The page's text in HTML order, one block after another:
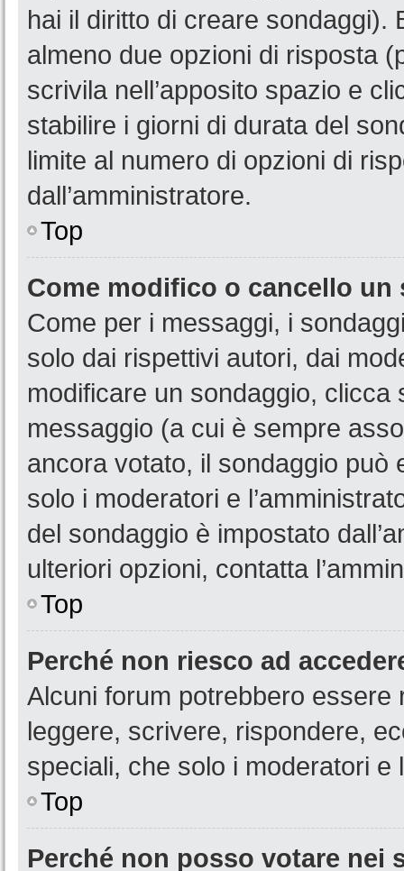
hai il diritto di creare sondaggi).
almeno due opzioni di risposta
scrivila nell’apposito spazio e
stabilire i giorni di durata del
limite al numero di opzioni di
dall’amministratore.
Top
Come modifico o cancello un
Come per i messaggi, i
solo dai rispettivi autori, dai
modificare un sondaggio,
messaggio (a cui è sempre
ancora votato, il sondaggio può
solo i moderatori e
del sondaggio è impostato
ulteriori opzioni, contatta
Top
Perché non riesco ad
Alcuni forum potrebbero
leggere, scrivere, rispondere,
speciali, che solo i moderatori e
Top
Perché non posso votare nei